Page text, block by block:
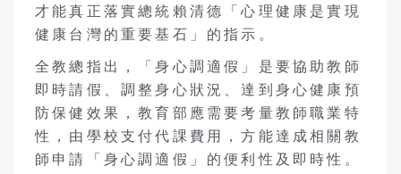
才能真正落實總統賴清德「心理健康是實現
健康台灣的重要基石」的指示。
全教總指出，「身心調適假」是要協助教師
即時請假、調整身心狀況、達到身心健康預
防保健效果，教育部應需要考量教師職業特
性，由學校支付代課費用，方能達成相關教
師申請「身心調適假」的便利性及即時性。